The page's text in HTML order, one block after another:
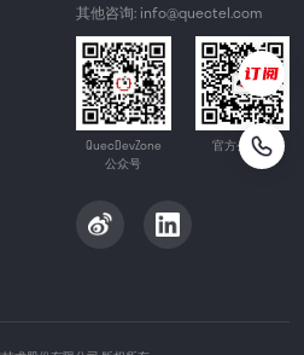
其他咨询: info@quectel.com
QuecDevZone
公众号
官方公众号